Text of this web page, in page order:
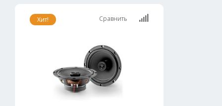
Хит! Сравнить